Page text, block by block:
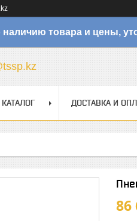
наличию товара и цены,
КАТАЛОГ ДОСТАВКА И
86